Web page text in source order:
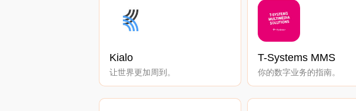
Kialo
让世界更加周到。
T-Systems MMS
你的数字业务的指南。